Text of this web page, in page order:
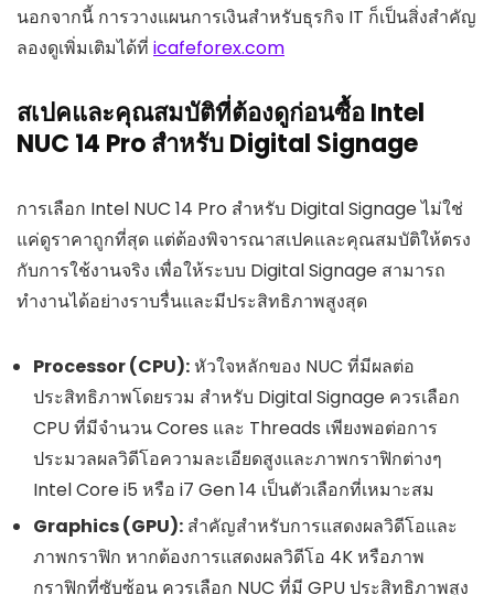
นอกจากนี้ การวางแผนการเงินสำหรับธุรกิจ IT ก็เป็นสิ่งสำคัญ
ลองดูเพิ่มเติมได้ที่ icafeforex.com
สเปคและคุณสมบัติที่ต้องดูก่อนซื้อ Intel
NUC 14 Pro สำหรับ Digital Signage
การเลือก Intel NUC 14 Pro สำหรับ Digital Signage ไม่ใช่
แค่ดูราคาถูกที่สุด แต่ต้องพิจารณาสเปคและคุณสมบัติให้ตรง
กับการใช้งานจริง เพื่อให้ระบบ Digital Signage สามารถ
ทำงานได้อย่างราบรื่นและมีประสิทธิภาพสูงสุด
Processor (CPU):หัวใจหลักของ NUC ที่มีผลต่อ
ประสิทธิภาพโดยรวม สำหรับ Digital Signage ควรเลือก
CPU ที่มีจำนวน Cores และ Threads เพียงพอต่อการ
ประมวลผลวิดีโอความละเอียดสูงและภาพกราฟิกต่างๆ
Intel Core i5 หรือ i7 Gen 14 เป็นตัวเลือกที่เหมาะสม
Graphics (GPU): สำคัญสำหรับการแสดงผลวิดีโอและ
ภาพกราฟิก หากต้องการแสดงผลวิดีโอ 4K หรือภาพ
กราฟิกที่ซับซ้อน ควรเลือก NUC ที่มี GPU ประสิทธิภาพสูง